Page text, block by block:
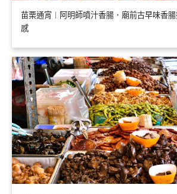
苗栗通宵︱阿明師噴汁香腸．廟前古早味香
感